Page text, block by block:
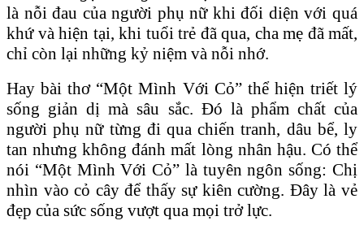
là nỗi đau của người phụ nữ khi đối diện với quá
khứ và hiện tại, khi tuổi trẻ đã qua, cha mẹ đã mất,
chỉ còn lại những kỷ niệm và nỗi nhớ.
Hay bài thơ “Một Mình Với Cỏ” thể hiện triết lý
sống giản dị mà sâu sắc. Đó là phẩm chất của
người phụ nữ từng đi qua chiến tranh, dâu bể, ly
tan nhưng không đánh mất lòng nhân hậu. Có thể
nói “Một Mình Với Cỏ” là tuyên ngôn sống: Chị
nhìn vào cỏ cây để thấy sự kiên cường. Đây là vẻ
đẹp của sức sống vượt qua mọi trở lực.